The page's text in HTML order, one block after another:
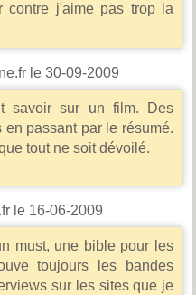
contre j'aime pas trop la
le 30-09-2009
savoir sur un film. Des
en passant par le résumé.
tout ne soit dévoilé.
le 16-06-2009
must, une bible pour les
toujours les bandes
sur les sites que je